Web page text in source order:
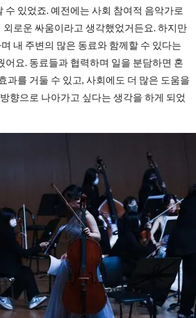
수 있었죠. 예전에는 사회 참여적 음악가로
로운 싸움이라고 생각했었거든요. 하지만
내 주변의 많은 동료와 함께할 수 있다는
어요. 동료들과 협력하며 일을 분담하면 혼
과를 거둘 수 있고, 사회에도 더 많은 도움을
향으로 나아가고 싶다는 생각을 하게 되었